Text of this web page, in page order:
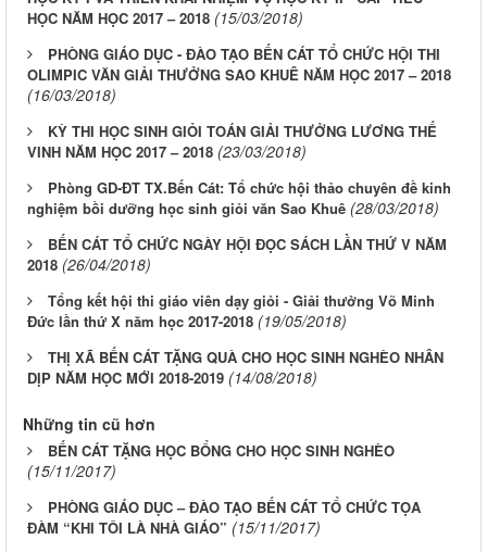
HỌC NĂM HỌC 2017 – 2018 (15/03/2018)
PHÒNG GIÁO DỤC - ĐÀO TẠO BẾN CÁT TỔ CHỨC HỘI THI
OLIMPIC VĂN GIẢI THƯỞNG SAO KHUÊ NĂM HỌC 2017 – 2018
(16/03/2018)
KỲ THI HỌC SINH GIỎI TOÁN GIẢI THƯỞNG LƯƠNG THẾ
VINH NĂM HỌC 2017 – 2018 (23/03/2018)
Phòng GD-ĐT TX.Bến Cát: Tổ chức hội thảo chuyên đề kinh
nghiệm bồi dưỡng học sinh giỏi văn Sao Khuê (28/03/2018)
BẾN CÁT TỔ CHỨC NGÀY HỘI ĐỌC SÁCH LẦN THỨ V NĂM
2018 (26/04/2018)
Tổng kết hội thi giáo viên dạy giỏi - Giải thưởng Võ Minh
Đức lần thứ X năm học 2017-2018 (19/05/2018)
THỊ XÃ BẾN CÁT TẶNG QUÀ CHO HỌC SINH NGHÈO NHÂN
DỊP NĂM HỌC MỚI 2018-2019 (14/08/2018)
Những tin cũ hơn
BẾN CÁT TẶNG HỌC BỔNG CHO HỌC SINH NGHÈO
(15/11/2017)
PHÒNG GIÁO DỤC – ĐÀO TẠO BẾN CÁT TỔ CHỨC TỌA
ĐÀM “KHI TÔI LÀ NHÀ GIÁO” (15/11/2017)